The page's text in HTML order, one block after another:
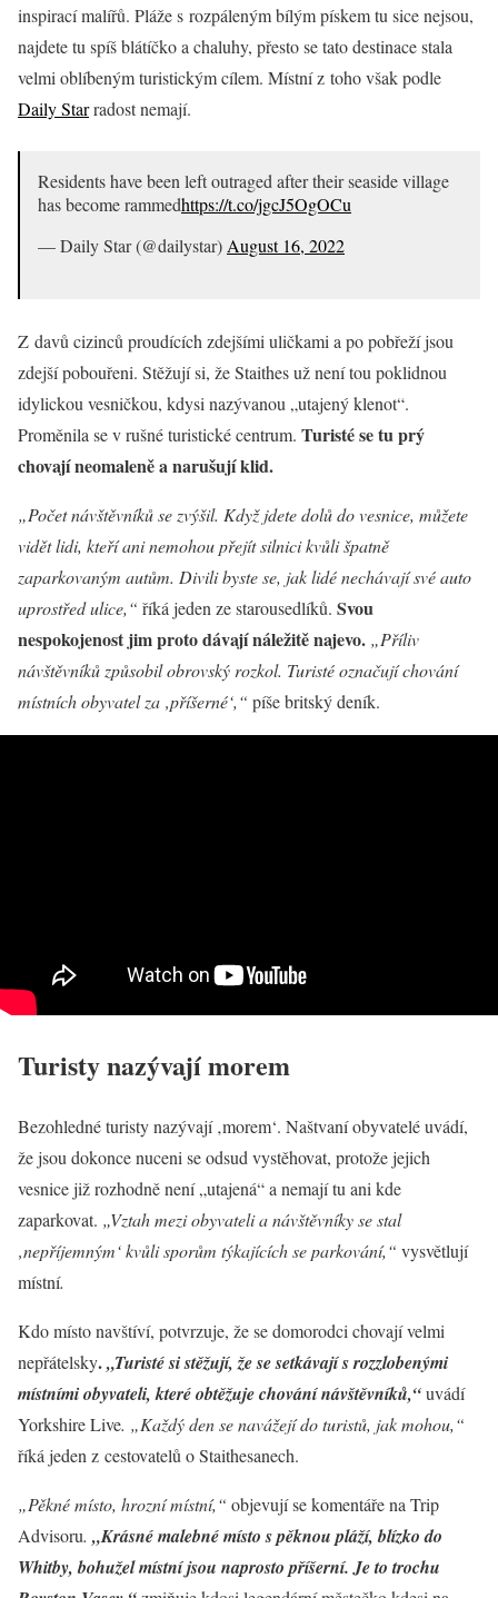
inspirací malířů. Pláže s rozpáleným bílým pískem tu sice nejsou,
najdete tu spíš blátíčko a chaluhy, přesto se tato destinace stala
velmi oblíbeným turistickým cílem. Místní z toho však podle
Daily Starradost nemají.
Residents have been left outraged after their seaside village
has become rammedhttps://t.co/jgcJ5OgOCu
— Daily Star (@dailystar) August 16, 2022
Z davů cizinců proudících zdejšími uličkami a po pobřeží jsou
zdejší pobouřeni. Stěžují si, že Staithes už není tou poklidnou
idylickou vesničkou, kdysi nazývanou „utajený klenot“.
Proměnila se v rušné turistické centrum. Turisté se tu prý
chovají neomaleně a narušují klid.
„Počet návštěvníků se zvýšil. Když jdete dolů do vesnice, můžete
vidět lidi, kteří ani nemohou přejít silnici kvůli špatně
zaparkovaným autům. Divili byste se, jak lidé nechávají své auto
uprostřed ulice,“ říká jeden ze starousedlíků. Svou
nespokojenost jim proto dávají náležitě najevo. „Příliv
návštěvníků způsobil obrovský rozkol. Turisté označují chování
místních obyvatel za ‚příšerné‘,“ píše britský deník.
Turisty nazývají morem
Bezohledné turisty nazývají ‚morem‘. Naštvaní obyvatelé uvádí,
že jsou dokonce nuceni se odsud vystěhovat, protože jejich
vesnice již rozhodně není „utajená“ a nemají tu ani kde
zaparkovat. „Vztah mezi obyvateli a návštěvníky se stal
‚nepříjemným‘ kvůli sporům týkajících se parkování,“ vysvětlují
místní.
Kdo místo navštíví, potvrzuje, že se domorodci chovají velmi
nepřátelsky.„Turisté si stěžují, že se setkávají s rozzlobenými
místními obyvateli, které obtěžuje chování návštěvníků,“uvádí
Yorkshire Live. „Každý den se navážejí do turistů, jak mohou,“
říká jeden z cestovatelů o Staithesanech.
„Pěkné místo, hrozní místní,“ objevují se komentáře na Trip
Advisoru. „Krásné malebné místo s pěknou pláží, blízko do
Whitby, bohužel místní jsou naprosto příšerní. Je to trochu